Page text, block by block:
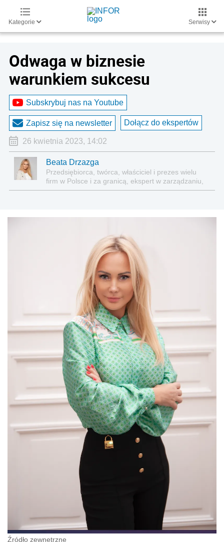
Kategorie Serwisy
Odwaga w biznesie
warunkiem sukcesu
Subskrybuj nas na Youtube
Zapisz się na newsletter Dołącz do ekspertów
26 kwietnia 2023, 14:02
Beata Drzazga
Przedsiębiorca, twórca, właściciel i prezes wielu
firm w Polsce i za granicą, ekspert w zarządzaniu,
ceniona prelegentka na konferencjach
doradza innym w prowadzeniu biznesu, zajmuje się
prac naukowych z dziedziny ochrony zdrowia,
Dziekan Wydziału Medycznego Akademii
Górnośląskiej im. Wojciecha Korfantego w
Źródło zewnętrzne